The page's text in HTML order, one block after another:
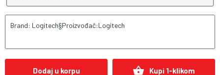
Brand: Logitech§Proizvođač:Logitech
Dodaj u korpu shopping_basket Kupi 1-klikom